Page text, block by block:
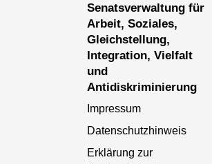
Senatsverwaltung für
Arbeit, Soziales,
Gleichstellung,
Integration, Vielfalt
und
Antidiskriminierung
Impressum
Datenschutzhinweis
Erklärung zur